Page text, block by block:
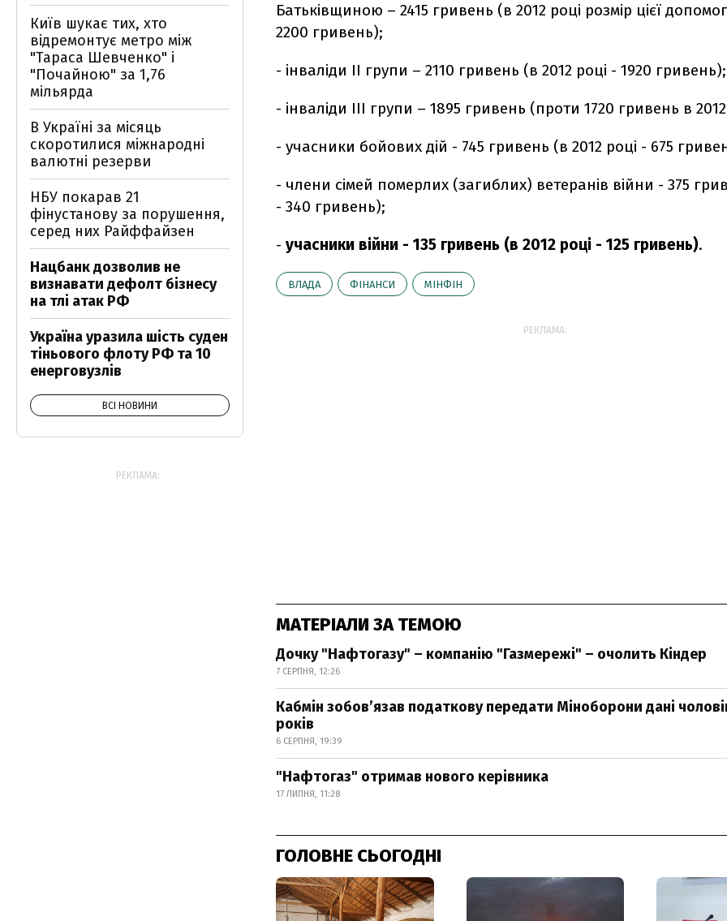
Батьківщиною – 2415 гривень (в 2012 році розмір цієї
2200 гривень);
- інваліди ІІ групи – 2110 гривень (в 2012 році - 1920 гривень);
- інваліди ІІІ групи – 1895 гривень (проти 1720 гривень в
- учасники бойових дій - 745 гривень (в 2012 році - 675
- члени сімей померлих (загиблих) ветеранів війни - 375
- 340 гривень);
- учасники війни - 135 гривень (в 2012 році - 125 гривень).
ВЛАДА ФІНАНСИ МІНФІН
РЕКЛАМА:
МАТЕРІАЛИ ЗА ТЕМОЮ
Дочку "Нафтогазу" – компанію "Газмережі" – очолить Кіндер
7 СЕРПНЯ, 12:26
Кабмін зобовʼязав податкову передати Міноборони дані
років
6 СЕРПНЯ, 19:39
"Нафтогаз" отримав нового керівника
17 ЛИПНЯ, 11:28
ГОЛОВНЕ СЬОГОДНІ
Київ шукає тих, хто
відремонтує метро між
"Тараса Шевченко" і
"Почайною" за 1,76
мільярда
В Україні за місяць
скоротилися міжнародні
валютні резерви
НБУ покарав 21
фінустанову за порушення,
серед них Райффайзен
Нацбанк дозволив не
визнавати дефолт бізнесу
на тлі атак РФ
Україна уразила шість суден
тіньового флоту РФ та 10
енерговузлів
ВСІ НОВИНИ
РЕКЛАМА: